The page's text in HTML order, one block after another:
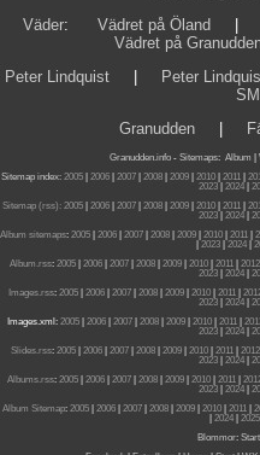
Väder: Vädret på Öland
Vädret på
Peter Lindquist
Peter
Granudden|
Granudden.info- Sitemaps: Album
Sitemap index: 2005| 2006| 2007| 2008| 2009| 2010| 2011|
2023| 2024|
Sitemap (rss): 2005 2006 2007 2008 2009 2010 2011
2023| 2024|
Album sitemaps: 2005 2006 2007 2008 2009 2010 2011
2023| 2024|
Album.rss: 2005 2006 2007 2008 2009 2010 2011 2012
2023| 2024|
Images.rss: 2005| 2006| 2007| 2008| 2009| 2010| 2011|
2023| 2024|
Images.xml: 2005| 2006| 2007| 2008| 2009| 2010| 2011|
2023| 2024|
Slides.rss: 2005| 2006| 2007| 2008| 2009| 2010| 2011| 2012|
2023| 2024|
Albums.rss: 2005 2006 2007 2008 2009 2010 2011
2023| 2024|
Album Sitemap: 2005| 2006| 2007| 2008| 2009| 2010| 2011|
2024| 2025|
Blommor: Start